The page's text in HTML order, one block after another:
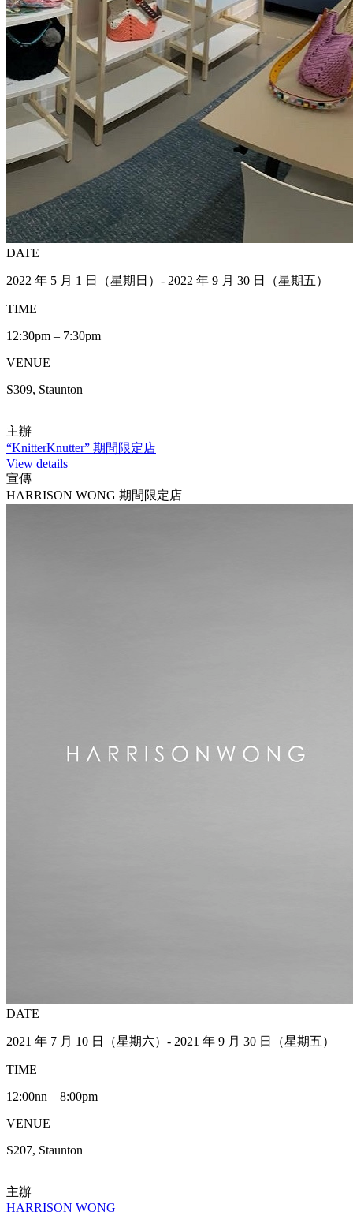
DATE
2022 年 5 月 1 日（星期日）- 2022 年 9 月 30 日（星期五）
TIME
12:30pm – 7:30pm
VENUE
S309, Staunton
主辦
“KnitterKnutter” 期間限定店
View details
宣傳
HARRISON WONG 期間限定店
DATE
2021 年 7 月 10 日（星期六）- 2021 年 9 月 30 日（星期五）
TIME
12:00nn – 8:00pm
VENUE
S207, Staunton
主辦
HARRISON WONG